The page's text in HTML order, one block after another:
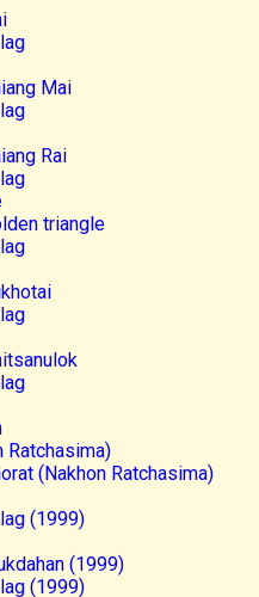
Mai
Rai
triangle
Ratchasima)
(Nakhon Ratchasima)
(1999)
(1999)
(1999)